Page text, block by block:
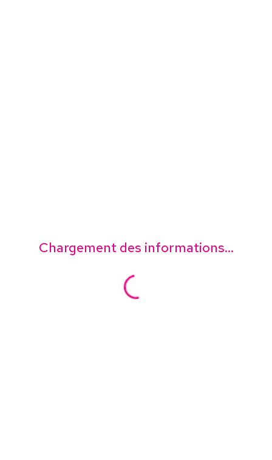
Chargement des informations...